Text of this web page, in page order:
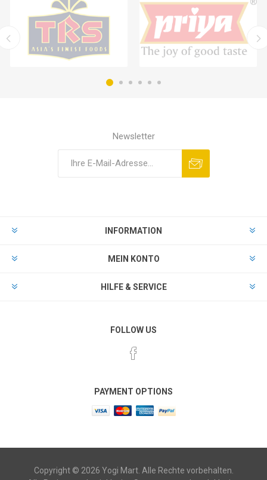
Newsletter
INFORMATION
MEIN KONTO
HILFE & SERVICE
FOLLOW US
PAYMENT OPTIONS
Copyright © 2026 Yogi Mart. Alle Rechte vorbehalten.